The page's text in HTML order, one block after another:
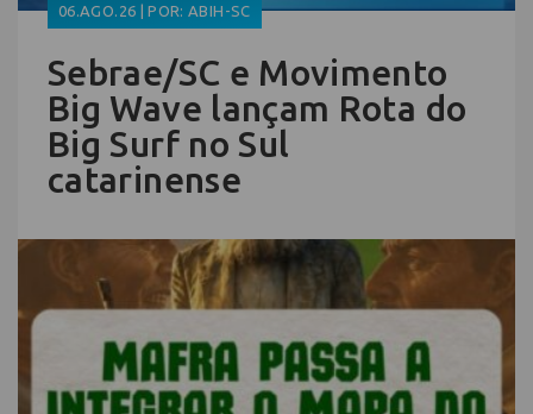
06.AGO.26 | POR: ABIH-SC
Sebrae/SC e Movimento
Big Wave lançam Rota do
Big Surf no Sul
catarinense